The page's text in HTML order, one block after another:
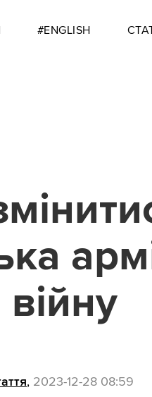
#ENGLISH
, 2023-12-28 08:59